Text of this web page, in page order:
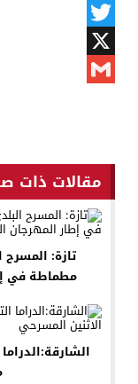
Messenger
Twitter
X
مقالات ذات
مطماطة في